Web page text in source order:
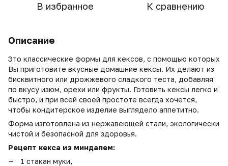
В избранное К сравнению
Описание
Это классические формы для кексов, с помощью которых
Вы приготовите вкусные домашние кексы. Их делают из
бисквитного или дрожжевого сладкого теста, добавляя
по вкусу изюм, орехи или фрукты. Готовить кексы легко и
быстро, и при всей своей простоте всегда хочется,
чтобы кондитерское изделие выглядело аппетитно.
Форма изготовлена из нержавеющей стали, экологически
чистой и безопасной для здоровья.
Рецепт кекса из миндалем:
1 стакан муки,